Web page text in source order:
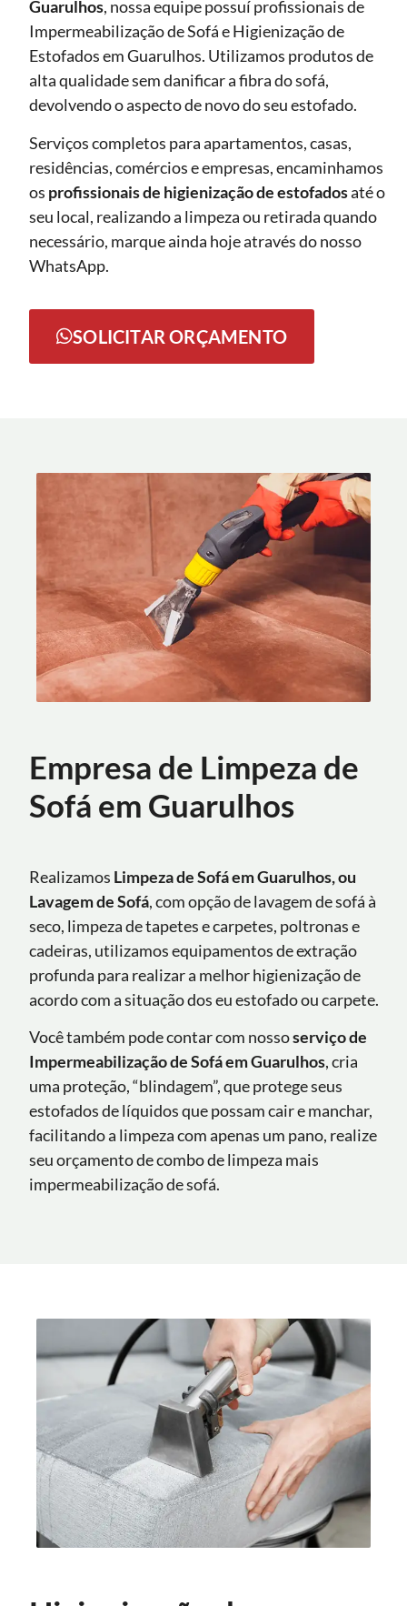
Guarulhos, nossa equipe possuí profissionais de
Impermeabilização de Sofá e Higienização de
Estofados em Guarulhos. Utilizamos produtos de
alta qualidade sem danificar a fibra do sofá,
devolvendo o aspecto de novo do seu estofado.
Serviços completos para apartamentos, casas,
residências, comércios e empresas, encaminhamos
os profissionais de higienização de estofadosaté o
seu local, realizando a limpeza ou retirada quando
necessário, marque ainda hoje através do nosso
WhatsApp.
SOLICITAR ORÇAMENTO
Empresa de Limpeza de
Sofá em Guarulhos
Realizamos Limpeza de Sofá em Guarulhos, ou
Lavagem de Sofá, com opção de lavagem de sofá à
seco, limpeza de tapetes e carpetes, poltronas e
cadeiras, utilizamos equipamentos de extração
profunda para realizar a melhor higienização de
acordo com a situação dos eu estofado ou carpete.
Você também pode contar com nossoserviço de
Impermeabilização de Sofáem Guarulhos, cria
uma proteção, “blindagem”, que protege seus
estofados de líquidos que possam cair e manchar,
facilitando a limpeza com apenas um pano, realize
seu orçamento de combo de limpeza mais
impermeabilização de sofá.